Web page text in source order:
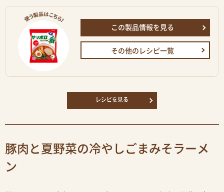
この製品情報を見る
その他のレシピ一覧
レシピを見る
豚肉と夏野菜の冷やしごまみそラーメ
ン